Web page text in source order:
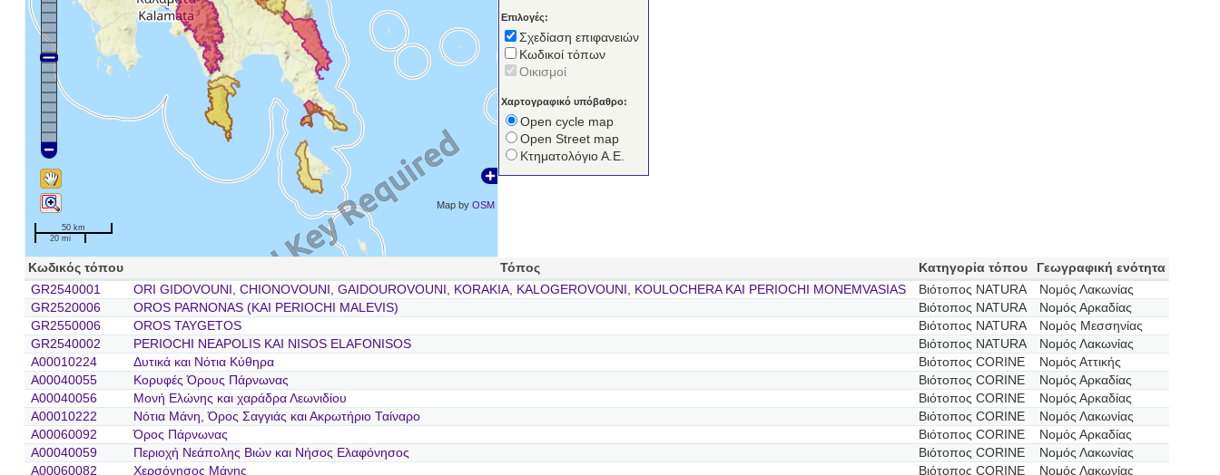
Map byOSM
50 km
20 mi
Επιλογές:
Σχεδίαση επιφανειών
Κωδικοί τόπων
Οικισμοί
Χαρτογραφικό υπόβαθρο:
Open cycle map
Open Street map
Κτηματολόγιο Α.Ε.
Κωδικός τόπου Τόπος Κατηγορία τόπου
Γεωγραφική ενότητα
GR2540001
ORI GIDOVOUNI, CHIONOVOUNI, GAIDOUROVOUNI, KORAKIA, KALOGEROVOUNI, KOULOCHERA KAI PERIOCHI MONEMVASIAS Βιότοπος NATURA
Νομός Λακωνίας
GR2520006
OROS PARNONAS (KAI PERIOCHI MALEVIS) Βιότοπος NATURA
Νομός Αρκαδίας
GR2550006
OROS TAYGETOS Βιότοπος NATURA
Νομός Μεσσηνίας
GR2540002
PERIOCHI NEAPOLIS KAI NISOS ELAFONISOS Βιότοπος NATURA
Νομός Λακωνίας
A00010224
Δυτικά και Νότια Κύθηρα Βιότοπος CORINE
Νομός Αττικής
A00040055
Κορυφές Όρους Πάρνωνας Βιότοπος CORINE
Νομός Αρκαδίας
A00040056
Μονή Ελώνης και χαράδρα Λεωνιδίου Βιότοπος CORINE
Νομός Αρκαδίας
A00010222
Νότια Μάνη, Όρος Σαγγιάς και Ακρωτήριο Ταίναρο Βιότοπος CORINE
Νομός Λακωνίας
A00060092
Όρος Πάρνωνας Βιότοπος CORINE
Νομός Αρκαδίας
A00040059
Περιοχή Νεάπολης Βιών και Νήσος Ελαφόνησος Βιότοπος CORINE
Νομός Λακωνίας
A00060082
Χερσόνησος Μάνης Βιότοπος CORINE Νομός Λακωνίας